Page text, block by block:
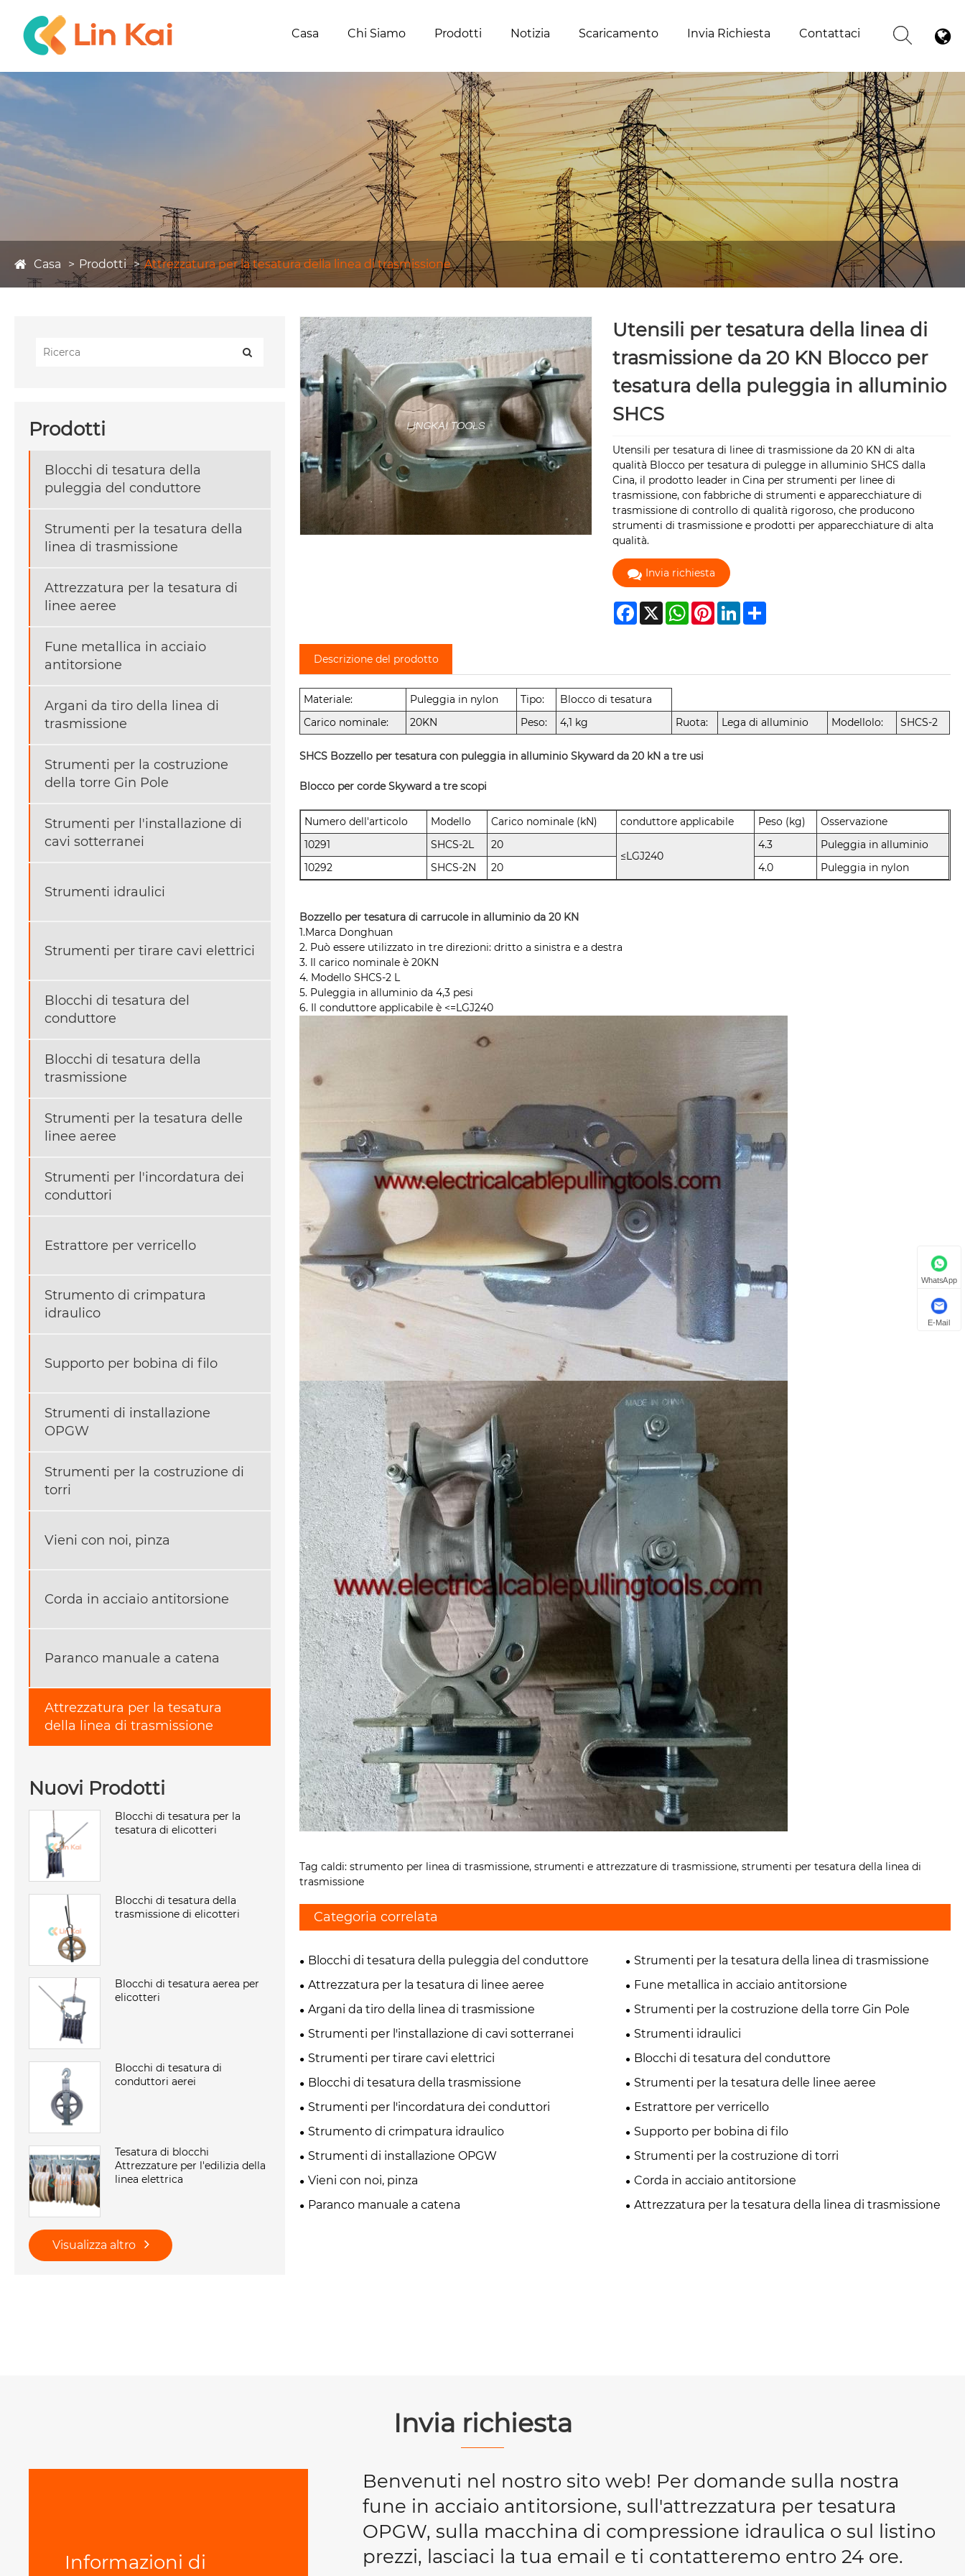
Casa Chi Siamo Prodotti Notizia Scaricamento Invia Richiesta Contattaci
Casa Prodotti Attrezzatura per la tesatura della linea di trasmissione
Prodotti
Blocchi di tesatura della
puleggia del conduttore
Strumenti per la tesatura della
linea di trasmissione
Attrezzatura per la tesatura di
linee aeree
Fune metallica in acciaio
antitorsione
Argani da tiro della linea di
trasmissione
Strumenti per la costruzione
della torre Gin Pole
Strumenti per l'installazione di
cavi sotterranei
Strumenti idraulici
Strumenti per tirare cavi elettrici
Blocchi di tesatura del
conduttore
Blocchi di tesatura della
trasmissione
Strumenti per la tesatura delle
linee aeree
Strumenti per l'incordatura dei
conduttori
Estrattore per verricello
Strumento di crimpatura
idraulico
Supporto per bobina di filo
Strumenti di installazione
OPGW
Strumenti per la costruzione di
torri
Vieni con noi, pinza
Corda in acciaio antitorsione
Paranco manuale a catena
Attrezzatura per la tesatura
della linea di trasmissione
Nuovi Prodotti
Blocchi di tesatura per la
tesatura di elicotteri
Blocchi di tesatura della
trasmissione di elicotteri
Blocchi di tesatura aerea per
elicotteri
Blocchi di tesatura di
conduttori aerei
Tesatura di blocchi
Attrezzature per l'edilizia della
linea elettrica
Visualizza altro
Utensili per tesatura della linea di
trasmissione da 20 KN Blocco per
tesatura della puleggia in alluminio
SHCS
Utensili per tesatura di linee di trasmissione da 20 KN di alta
qualità Blocco per tesatura di pulegge in alluminio SHCS dalla
Cina, il prodotto leader in Cina per strumenti per linee di
trasmissione, con fabbriche di strumenti e apparecchiature di
trasmissione di controllo di qualità rigoroso, che producono
strumenti di trasmissione e prodotti per apparecchiature di alta
qualità.
Invia richiesta
Facebook
X WhatsApp
PinterestLinkedInShare
Descrizione del prodotto
Materiale: Puleggia in nylon Tipo:
Blocco di tesatura
Carico nominale:
20KN Peso: 4,1 kg Ruota: Lega di alluminio Modellolo: SHCS-2
SHCS Bozzello per tesatura con puleggia in alluminio Skyward da 20 kN a tre usi
Blocco per corde Skyward a tre scopi
Numero dell'articolo Modello Carico nominale (kN) conduttore applicabile Peso (kg)
Osservazione
10291
SHCS-2L
20
≤LGJ240
4.3
Puleggia in alluminio
10292
SHCS-2N 20 4.0 Puleggia in nylon
Bozzello per tesatura di carrucole in alluminio da 20 KN
1.Marca Donghuan
2. Può essere utilizzato in tre direzioni: dritto a sinistra e a destra
3. Il carico nominale è 20KN
4. Modello SHCS-2 L
5. Puleggia in alluminio da 4,3 pesi
6. Il conduttore applicabile è <=LGJ240
Tag caldi: strumento per linea di trasmissione, strumenti e attrezzature di trasmissione, strumenti per tesatura della linea di
trasmissione
Categoria correlata
Blocchi di tesatura della puleggia del conduttore
Strumenti per la tesatura della linea di trasmissione
Attrezzatura per la tesatura di linee aeree
Fune metallica in acciaio antitorsione
Argani da tiro della linea di trasmissione
Strumenti per la costruzione della torre Gin Pole
Strumenti per l'installazione di cavi sotterranei
Strumenti idraulici
Strumenti per tirare cavi elettrici
Blocchi di tesatura del conduttore
Blocchi di tesatura della trasmissione
Strumenti per la tesatura delle linee aeree
Strumenti per l'incordatura dei conduttori
Estrattore per verricello
Strumento di crimpatura idraulico
Supporto per bobina di filo
Strumenti di installazione OPGW
Strumenti per la costruzione di torri
Vieni con noi, pinza
Corda in acciaio antitorsione
Paranco manuale a catena
Attrezzatura per la tesatura della linea di trasmissione
Invia richiesta
Informazioni di
Benvenuti nel nostro sito web! Per domande sulla nostra
fune in acciaio antitorsione, sull'attrezzatura per tesatura
OPGW, sulla macchina di compressione idraulica o sul listino
prezzi, lasciaci la tua email e ti contatteremo entro 24 ore.
WhatsApp
E-Mail